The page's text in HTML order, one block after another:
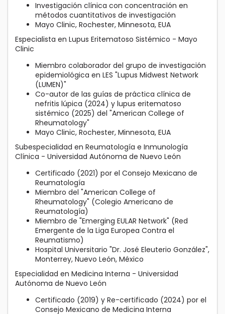
Investigación clínica con concentración en
métodos cuantitativos de investigación
Mayo Clinic, Rochester, Minnesota, EUA
Especialista en Lupus Eritematoso Sistémico - Mayo
Clinic
Miembro colaborador del grupo de investigación
epidemiológica en LES "Lupus Midwest Network
(LUMEN)"
Co-autor de las guías de práctica clínica de
nefritis lúpica (2024) y lupus eritematoso
sistémico (2025) del "American College of
Rheumatology"
Mayo Clinic, Rochester, Minnesota, EUA
Subespecialidad en Reumatología e Inmunología
Clínica - Universidad Autónoma de Nuevo León
Certificado (2021) por el Consejo Mexicano de
Reumatología
Miembro del "American College of
Rheumatology" (Colegio Americano de
Reumatología)
Miembro de "Emerging EULAR Network" (Red
Emergente de la Liga Europea Contra el
Reumatismo)
Hospital Universitario "Dr. José Eleuterio González",
Monterrey, Nuevo León, México
Especialidad en Medicina Interna - Universidad
Autónoma de Nuevo León
Certificado (2019) y Re-certificado (2024) por el
Consejo Mexicano de Medicina Interna